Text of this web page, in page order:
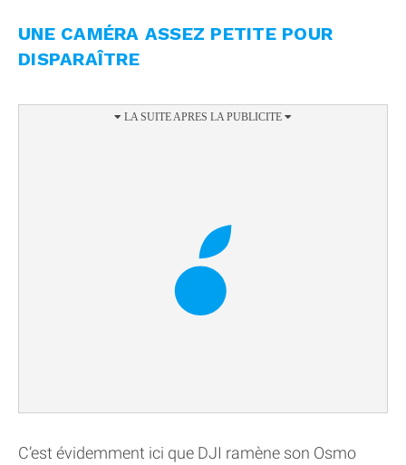
UNE CAMÉRA ASSEZ PETITE POUR
DISPARAÎTRE
C’est évidemment ici que DJI ramène son Osmo